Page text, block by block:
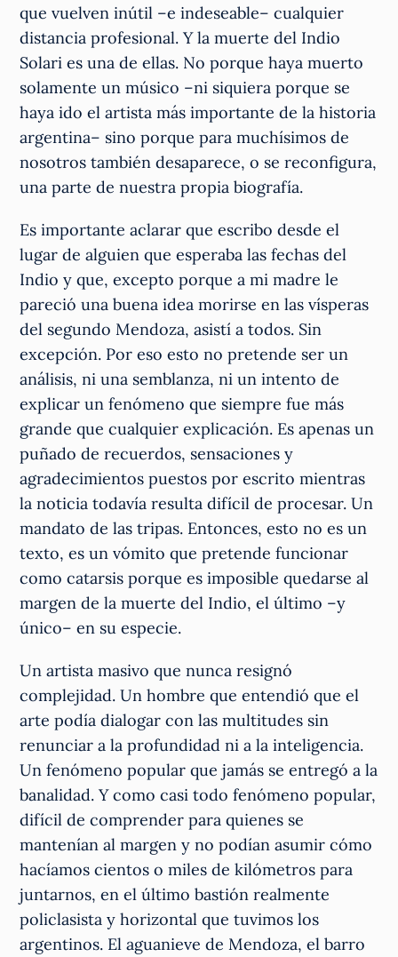
que vuelven inútil –e indeseable– cualquier
distancia profesional. Y la muerte del Indio
Solari es una de ellas. No porque haya muerto
solamente un músico –ni siquiera porque se
haya ido el artista más importante de la historia
argentina– sino porque para muchísimos de
nosotros también desaparece, o se reconfigura,
una parte de nuestra propia biografía.
Es importante aclarar que escribo desde el
lugar de alguien que esperaba las fechas del
Indio y que, excepto porque a mi madre le
pareció una buena idea morirse en las vísperas
del segundo Mendoza, asistí a todos. Sin
excepción. Por eso esto no pretende ser un
análisis, ni una semblanza, ni un intento de
explicar un fenómeno que siempre fue más
grande que cualquier explicación. Es apenas un
puñado de recuerdos, sensaciones y
agradecimientos puestos por escrito mientras
la noticia todavía resulta difícil de procesar. Un
mandato de las tripas. Entonces, esto no es un
texto, es un vómito que pretende funcionar
como catarsis porque es imposible quedarse al
margen de la muerte del Indio, el último –y
único– en su especie.
Un artista masivo que nunca resignó
complejidad. Un hombre que entendió que el
arte podía dialogar con las multitudes sin
renunciar a la profundidad ni a la inteligencia.
Un fenómeno popular que jamás se entregó a la
banalidad. Y como casi todo fenómeno popular,
difícil de comprender para quienes se
mantenían al margen y no podían asumir cómo
hacíamos cientos o miles de kilómetros para
juntarnos, en el último bastión realmente
policlasista y horizontal que tuvimos los
argentinos. El aguanieve de Mendoza, el barro